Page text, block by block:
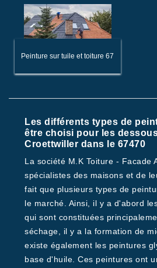
Peinture sur tuile et toiture 67
Les différents types de
être choisi pour les
Croettwiller dans le 67470
La société M.K Toiture - Facade
spécialistes des maisons et de
fait que plusieurs types de
le marché. Ainsi, il y a d'abord
qui sont constituées
séchage, il y a la formation de
existe également les peintures
base d'huile. Ces peintures ont